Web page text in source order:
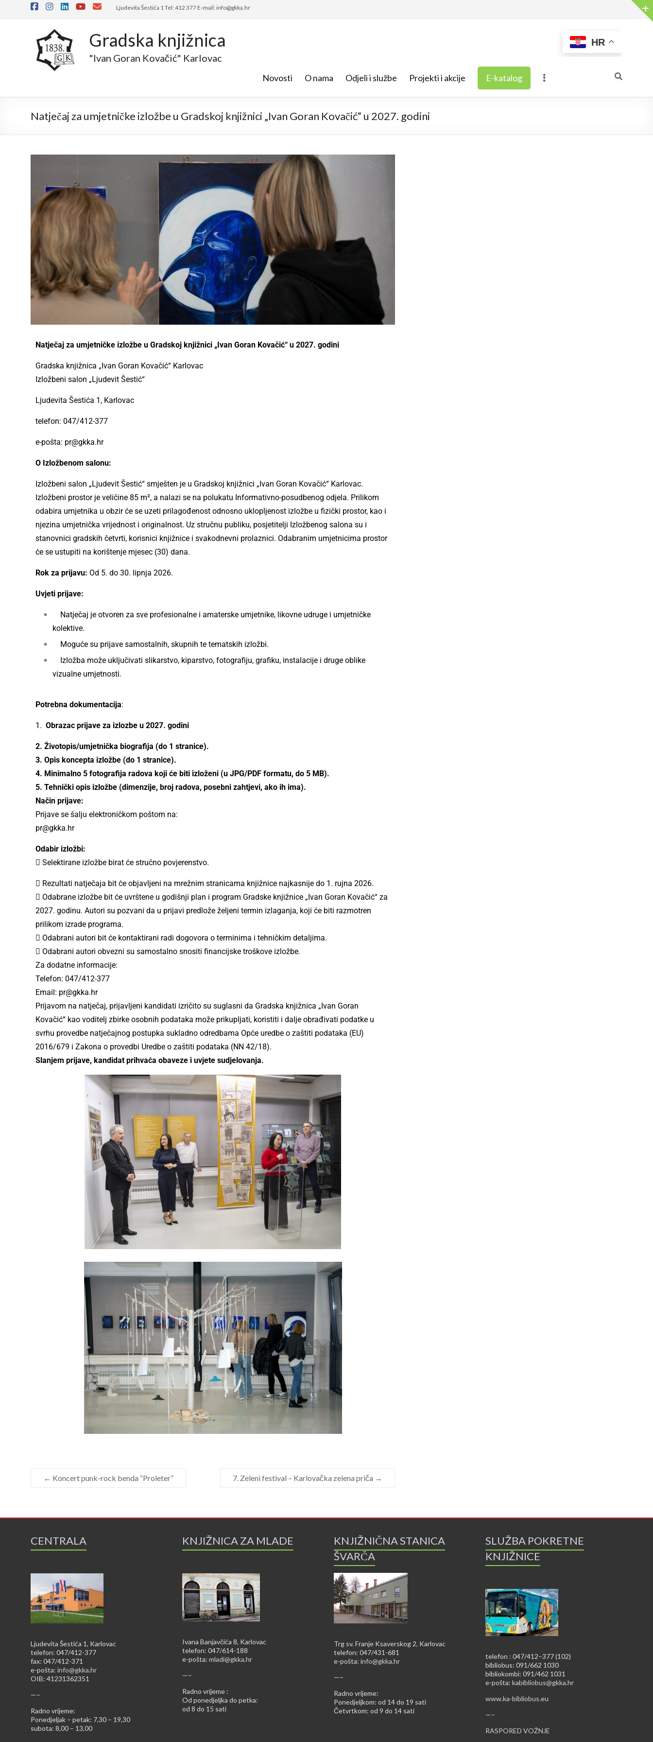
Ljudevita Šestića 1 Tel: 412 377 E-mail: info@gkka.hr
Gradska knjižnica
"Ivan Goran Kovačić" Karlovac
HR
Novosti O nama Odjeli i službe Projekti i akcije E-katalog
Natječaj za umjetničke izložbe u Gradskoj knjižnici „Ivan Goran Kovačić“ u 2027. godini
Natječaj za umjetničke izložbe u Gradskoj knjižnici „Ivan Goran Kovačić“ u 2027. godini
Gradska knjižnica „Ivan Goran Kovačić“ Karlovac
Izložbeni salon „Ljudevit Šestić“
Ljudevita Šestića 1, Karlovac
telefon: 047/412-377
e-pošta: pr@gkka.hr
O Izložbenom salonu:
Izložbeni salon „Ljudevit Šestić“ smješten je u Gradskoj knjižnici „Ivan Goran Kovačić“ Karlovac.
Izložbeni prostor je veličine 85 m², a nalazi se na polukatu Informativno-posudbenog odjela. Prilikom
odabira umjetnika u obzir će se uzeti prilagođenost odnosno uklopljenost izložbe u fizički prostor, kao i
njezina umjetnička vrijednost i originalnost. Uz stručnu publiku, posjetitelji Izložbenog salona su i
stanovnici gradskih četvrti, korisnici knjižnice i svakodnevni prolaznici. Odabranim umjetnicima prostor
će se ustupiti na korištenje mjesec (30) dana.
Rok za prijavu: Od 5. do 30. lipnja 2026.
Uvjeti prijave:
Natječaj je otvoren za sve profesionalne i amaterske umjetnike, likovne udruge i umjetničke
kolektive.
Moguće su prijave samostalnih, skupnih te tematskih izložbi.
Izložba može uključivati slikarstvo, kiparstvo, fotografiju, grafiku, instalacije i druge oblike
vizualne umjetnosti.
Potrebna dokumentacija:
1. Obrazac prijave za izlozbe u 2027. godini
2. Životopis/umjetnička biografija (do 1 stranice).
3. Opis koncepta izložbe (do 1 stranice).
4. Minimalno 5 fotografija radova koji će biti izloženi (u JPG/PDF formatu, do 5 MB).
5. Tehnički opis izložbe (dimenzije, broj radova, posebni zahtjevi, ako ih ima).
Način prijave:
Prijave se šalju elektroničkom poštom na:
pr@gkka.hr
Odabir izložbi:
 Selektirane izložbe birat će stručno povjerenstvo.
 Rezultati natječaja bit će objavljeni na mrežnim stranicama knjižnice najkasnije do 1. rujna 2026.
 Odabrane izložbe bit će uvrštene u godišnji plan i program Gradske knjižnice „Ivan Goran Kovačić“ za
2027. godinu. Autori su pozvani da u prijavi predlože željeni termin izlaganja, koji će biti razmotren
prilikom izrade programa.
 Odabrani autori bit će kontaktirani radi dogovora o terminima i tehničkim detaljima.
 Odabrani autori obvezni su samostalno snositi financijske troškove izložbe.
Za dodatne informacije:
Telefon: 047/412-377
Email: pr@gkka.hr
Prijavom na natječaj, prijavljeni kandidati izričito su suglasni da Gradska knjižnica „Ivan Goran
Kovačić“ kao voditelj zbirke osobnih podataka može prikupljati, koristiti i dalje obrađivati podatke u
svrhu provedbe natječajnog postupka sukladno odredbama Opće uredbe o zaštiti podataka (EU)
2016/679 i Zakona o provedbi Uredbe o zaštiti podataka (NN 42/18).
Slanjem prijave, kandidat prihvaća obaveze i uvjete sudjelovanja.
← Koncert punk-rock benda “Proleter” 7. Zeleni festival – Karlovačka zelena priča →
CENTRALA
Ljudevita Šestića 1, Karlovac
telefon: 047/412-377
fax: 047/412-371
e-pošta: info@gkka.hr
OIB: 41231362351
—–
Radno vrijeme:
Ponedjeljak – petak: 7,30 – 19,30
subota: 8,00 – 13,00
KNJIŽNICA ZA MLADE
Ivana Banjavčića 8, Karlovac
telefon: 047/614-188
e-pošta: mladi@gkka.hr
—–
Radno vrijeme :
Od ponedjeljka do petka:
od 8 do 15 sati
KNJIŽNIČNA STANICA
ŠVARČA
Trg sv. Franje Ksaverskog 2, Karlovac
telefon: 047/431-681
e-pošta: info@gkka.hr
—–
Radno vrijeme:
Ponedjeljkom: od 14 do 19 sati
Četvrtkom: od 9 do 14 sati
SLUŽBA POKRETNE
KNJIŽNICE
telefon : 047/412–377 (102)
bibliobus: 091/662 1030
bibliokombi: 091/462 1031
e-pošta: kabibliobus@gkka.hr
www.ka-bibliobus.eu
—–
RASPORED VOŽNJE